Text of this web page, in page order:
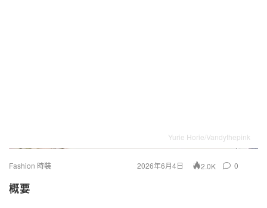
Yurie Horie/Vandythepink
Fashion 時裝 2026年6月4日 2.0K 0
概要